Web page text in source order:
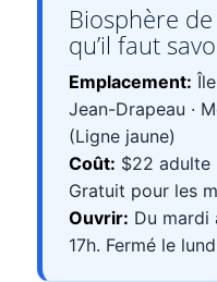
Biosphère
qu’il faut
Emplacement:
Jean-Drapeau ·
(Ligne jaune)
Coût: $22 adulte
Gratuit pour les
Ouvrir: Du mardi
17h. Fermé le